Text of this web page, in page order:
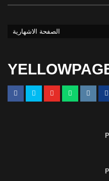
الصفحة الاشهارية